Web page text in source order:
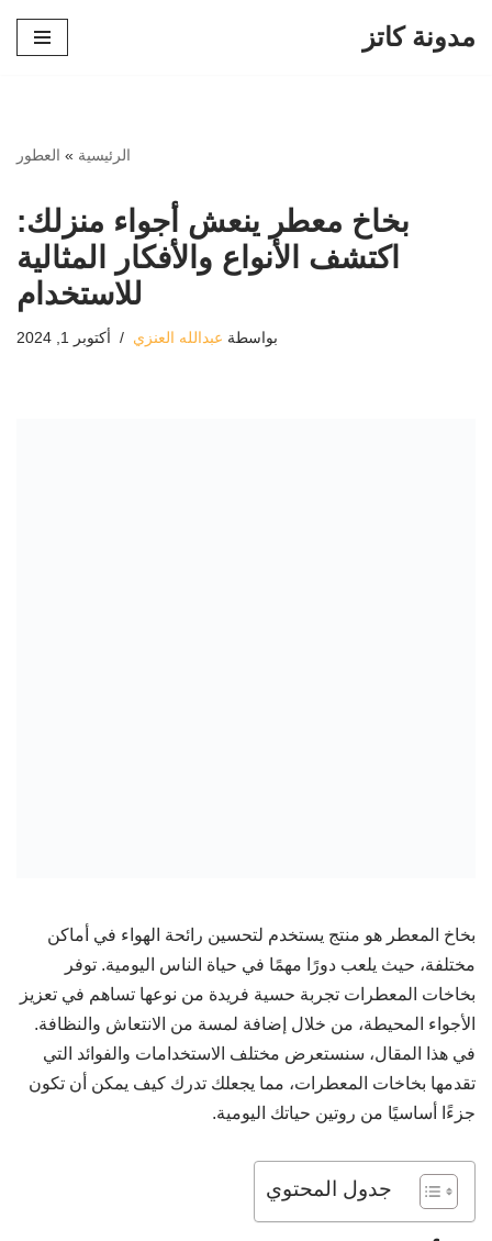
مدونة كاتز
الرئيسية » العطور
بخاخ معطر ينعش أجواء منزلك:
اكتشف الأنواع والأفكار المثالية
للاستخدام
بواسطة عبدالله العنزي أكتوبر 1, 2024
بخاخ المعطر هو منتج يستخدم لتحسين رائحة الهواء في أماكن
مختلفة، حيث يلعب دورًا مهمًا في حياة الناس اليومية. توفر
بخاخات المعطرات تجربة حسية فريدة من نوعها تساهم في تعزيز
الأجواء المحيطة، من خلال إضافة لمسة من الانتعاش والنظافة.
في هذا المقال، سنستعرض مختلف الاستخدامات والفوائد التي
تقدمها بخاخات المعطرات، مما يجعلك تدرك كيف يمكن أن تكون
جزءًا أساسيًا من روتين حياتك اليومية.
جدول المحتوي